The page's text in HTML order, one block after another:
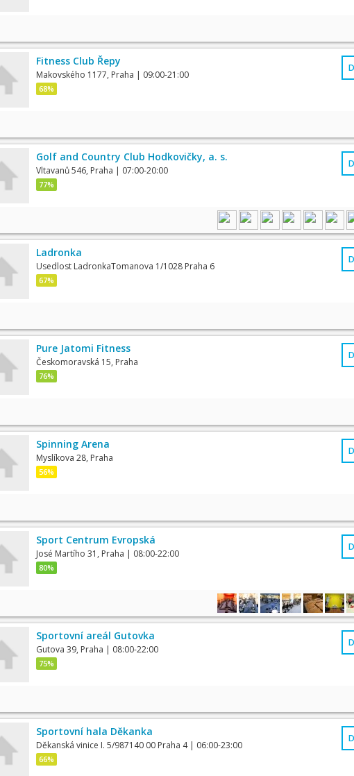
Fitness Club Řepy
Makovského 1177, Praha | 09:00-21:00
68%
Golf and Country Club Hodkovičky, a. s.
Vltavanů 546, Praha | 07:00-20:00
77%
Ladronka
Usedlost LadronkaTomanova 1/1028 Praha 6
67%
Pure Jatomi Fitness
Českomoravská 15, Praha
76%
Spinning Arena
Myslíkova 28, Praha
56%
Sport Centrum Evropská
José Martího 31, Praha | 08:00-22:00
80%
Sportovní areál Gutovka
Gutova 39, Praha | 08:00-22:00
75%
Sportovní hala Děkanka
Děkanská vinice I. 5/987140 00 Praha 4 | 06:00-23:00
66%